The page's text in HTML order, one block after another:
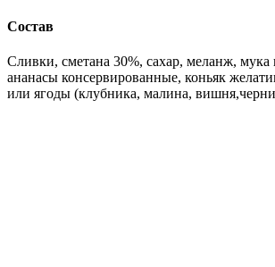
Состав
Сливки, сметана 30%, сахар, меланж, мука
ананасы консервированные, коньяк
или ягоды (клубника, малина,